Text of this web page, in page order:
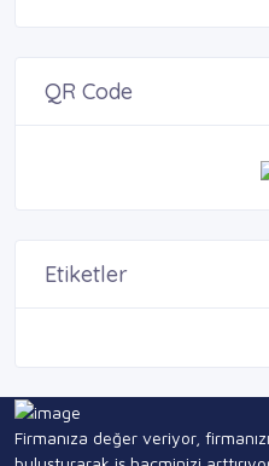
QR Code
Etiketler
Firmanıza değer veriyor,